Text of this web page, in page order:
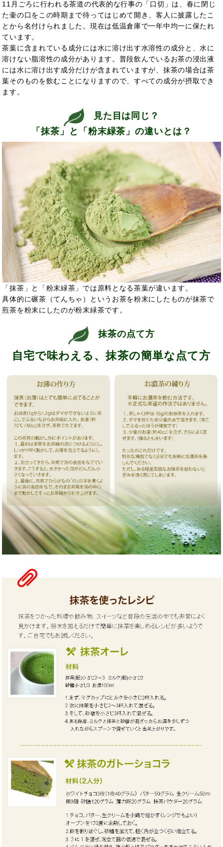
11月ごろに行われる茶道の代表的な行事の「口切」は、春に閉じ
た壷の口をこの時期まで待ってはじめて開き、客人に披露したこ
とから名付けられました。現在は低温倉庫で一年中均一に保たれ
ています。
茶葉に含まれている成分には水に溶け出す水溶性の成分と、水に
溶けない脂溶性の成分があります。普段飲んでいるお茶の浸出液
には水に溶け出す成分だけが含まれていますが、抹茶の場合は茶
葉そのものを飲むことになりますので、すべての成分が摂取でき
ます。
見た目は同じ？
「抹茶」と「粉末緑茶」の違いとは？
「抹茶」と「粉末緑茶」では原料となる茶葉が違います。
具体的に碾茶（てんちゃ）というお茶を粉末にしたものが抹茶で
煎茶を粉末にしたのが粉末緑茶です。
抹茶の点て方
自宅で味わえる、抹茶の簡単な点て方